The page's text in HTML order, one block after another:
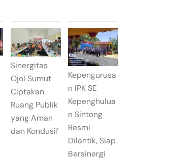
Sinergitas
Ojol Sumut
Ciptakan
Ruang Publik
yang Aman
dan Kondusif
Kepengurusa
n IPK SE
Kepenghulua
n Sintong
Resmi
Dilantik, Siap
Bersinergi